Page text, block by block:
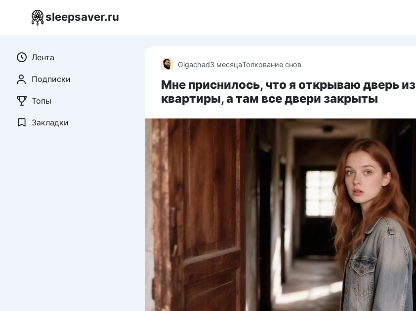
sleepsaver.ru
Gigachad3 месяцаТолкование снов
Мне приснилось, что я открываю дверь из
квартиры, а там все двери закрыты
Лента
Подписки
Топы
Закладки